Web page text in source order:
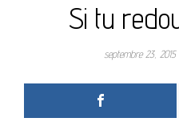
Si tu
septembre 23, 2015